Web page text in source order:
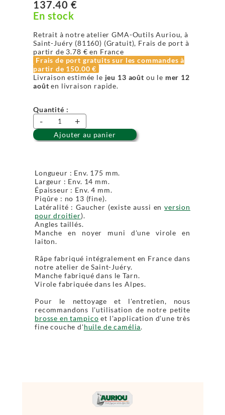
137.40 €
En stock
Retrait à notre atelier GMA-Outils Auriou, à
Saint-Juéry (81160) (Gratuit), Frais de port à
partir de 3.78 € en France
Frais de port gratuits sur les commandes à
partir de 150.00 €
Livraison estimée le jeu 13 août ou le mer 12
août en livraison rapide.
Quantité :
- +
Ajouter au panier
Longueur : Env. 175 mm.
Largeur : Env. 14 mm.
Épaisseur : Env. 4 mm.
Piqûre : no 13 (fine).
Latéralité : Gaucher (existe aussi enversion
pour droitier).
Angles taillés.
Manche en noyer muni d'une virole en
laiton.
Râpe fabriqué intégralement en France dans
notre atelier de Saint-Juéry.
Manche fabriqué dans le Tarn.
Virole fabriquée dans les Alpes.
Pour le nettoyage et l'entretien, nous
recommandons l'utilisation de notre petite
brosse en tampico et l'application d'une très
fine couche d'huile de camélia.